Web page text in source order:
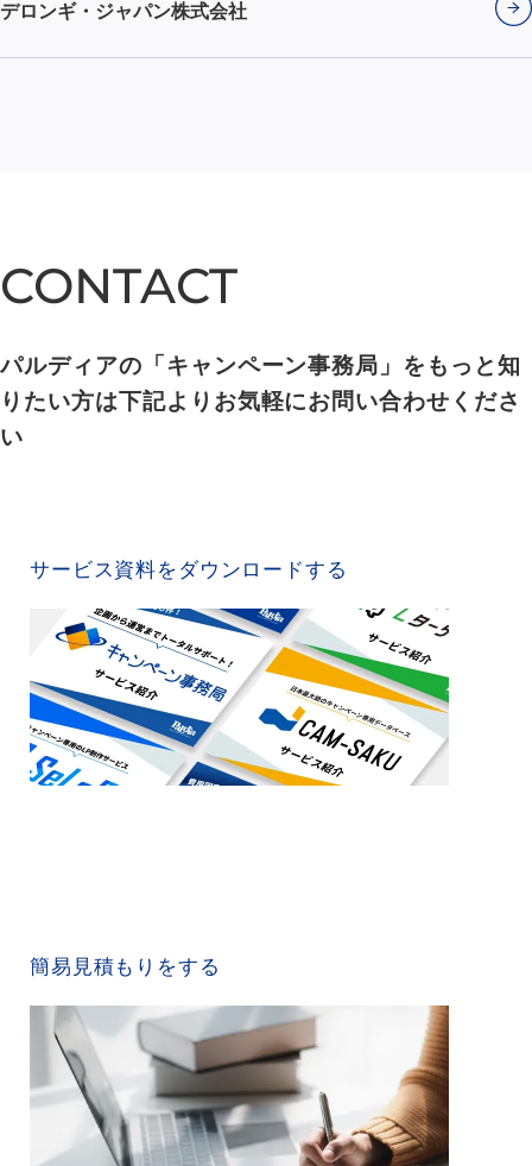
デロンギ・ジャパン株式会社
CONTACT
CONTACT
パルディアの「キャンペーン事務局」をもっと知
りたい方は下記よりお気軽にお問い合わせくださ
い
サービス資料をダウンロードする
簡易見積もりをする